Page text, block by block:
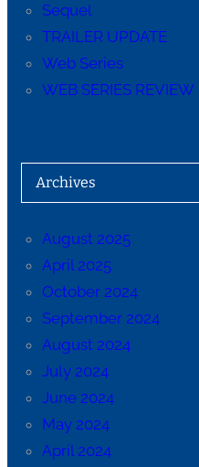
Sequel
TRAILER UPDATE
Web Series
WEB SERIES REVIEW
Archives
August 2025
April 2025
October 2024
September 2024
August 2024
July 2024
June 2024
May 2024
April 2024